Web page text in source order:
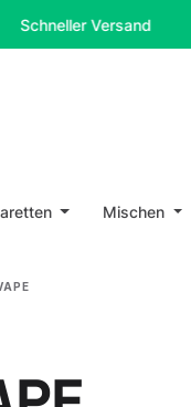
Versand
Mischen